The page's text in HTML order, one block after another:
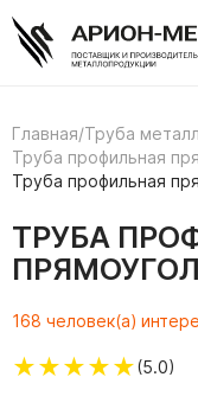
Главная/Труба
Труба профильная
Труба профильная
ТРУБА
168 человек(а)
★★★★★(5.0)